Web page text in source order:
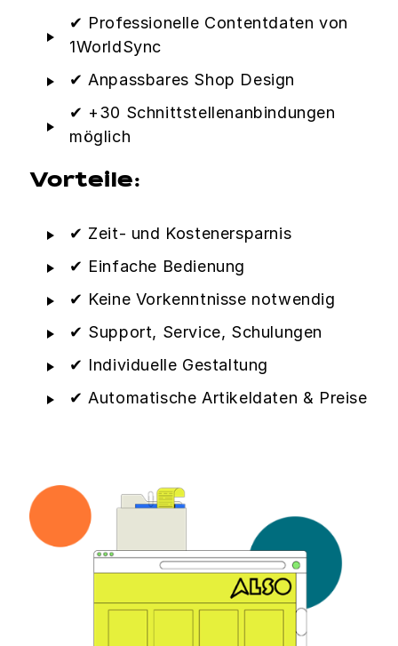
✔ Professionelle Contentdaten von
1WorldSync
✔ Anpassbares Shop Design
✔ +30 Schnittstellenanbindungen
möglich
Vorteile:
✔ Zeit- und Kostenersparnis
✔ Einfache Bedienung
✔ Keine Vorkenntnisse notwendig
✔ Support, Service, Schulungen
✔ Individuelle Gestaltung
✔ Automatische Artikeldaten & Preise